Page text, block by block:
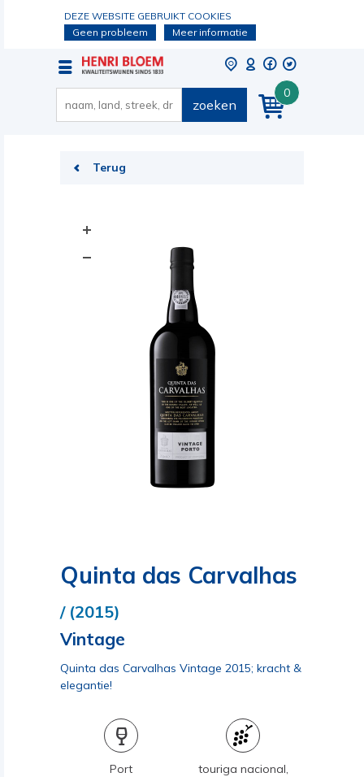
DEZE WEBSITE GEBRUIKT COOKIES
Geen probleem
Meer informatie
0
zoeken
Terug
Quinta das Carvalhas
/ (2015)
Vintage
Quinta das Carvalhas Vintage 2015; kracht &
elegantie!
Port
touriga nacional,